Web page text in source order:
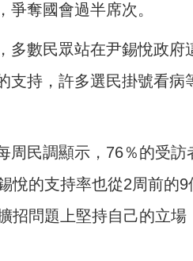
爭奪國會過半席次。
多數民眾站在尹錫悅政
支持，許多選民掛號看病
周民調顯示，76％的受
悅的支持率也從2周前的
招問題上堅持自己的立